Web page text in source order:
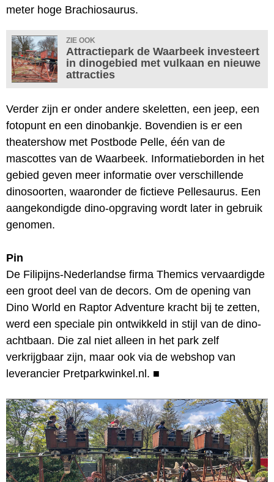
meter hoge Brachiosaurus.
ZIE OOK
Attractiepark de Waarbeek investeert
in dinogebied met vulkaan en nieuwe
attracties
Verder zijn er onder andere skeletten, een jeep, een
fotopunt en een dinobankje. Bovendien is er een
theatershow met Postbode Pelle, één van de
mascottes van de Waarbeek. Informatieborden in het
gebied geven meer informatie over verschillende
dinosoorten, waaronder de fictieve Pellesaurus. Een
aangekondigde dino-opgraving wordt later in gebruik
genomen.
Pin
De Filipijns-Nederlandse firma Themics vervaardigde
een groot deel van de decors. Om de opening van
Dino World en Raptor Adventure kracht bij te zetten,
werd een speciale pin ontwikkeld in stijl van de dino-
achtbaan. Die zal niet alleen in het park zelf
verkrijgbaar zijn, maar ook via de webshop van
leverancier Pretparkwinkel.nl. ■